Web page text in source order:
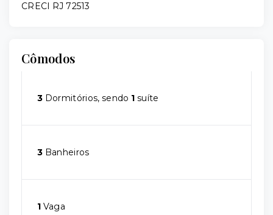
CRECI RJ 72513
Cômodos
3 Dormitórios, sendo 1 suíte
3 Banheiros
1 Vaga